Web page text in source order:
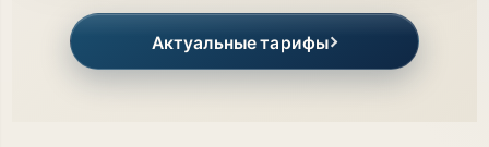
Актуальные тарифы